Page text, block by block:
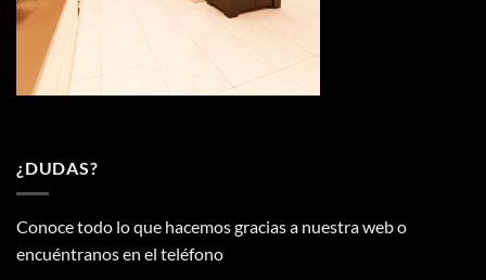
¿DUDAS?
Conoce todo lo que hacemos gracias a nuestra web o
encuéntranos en el teléfono